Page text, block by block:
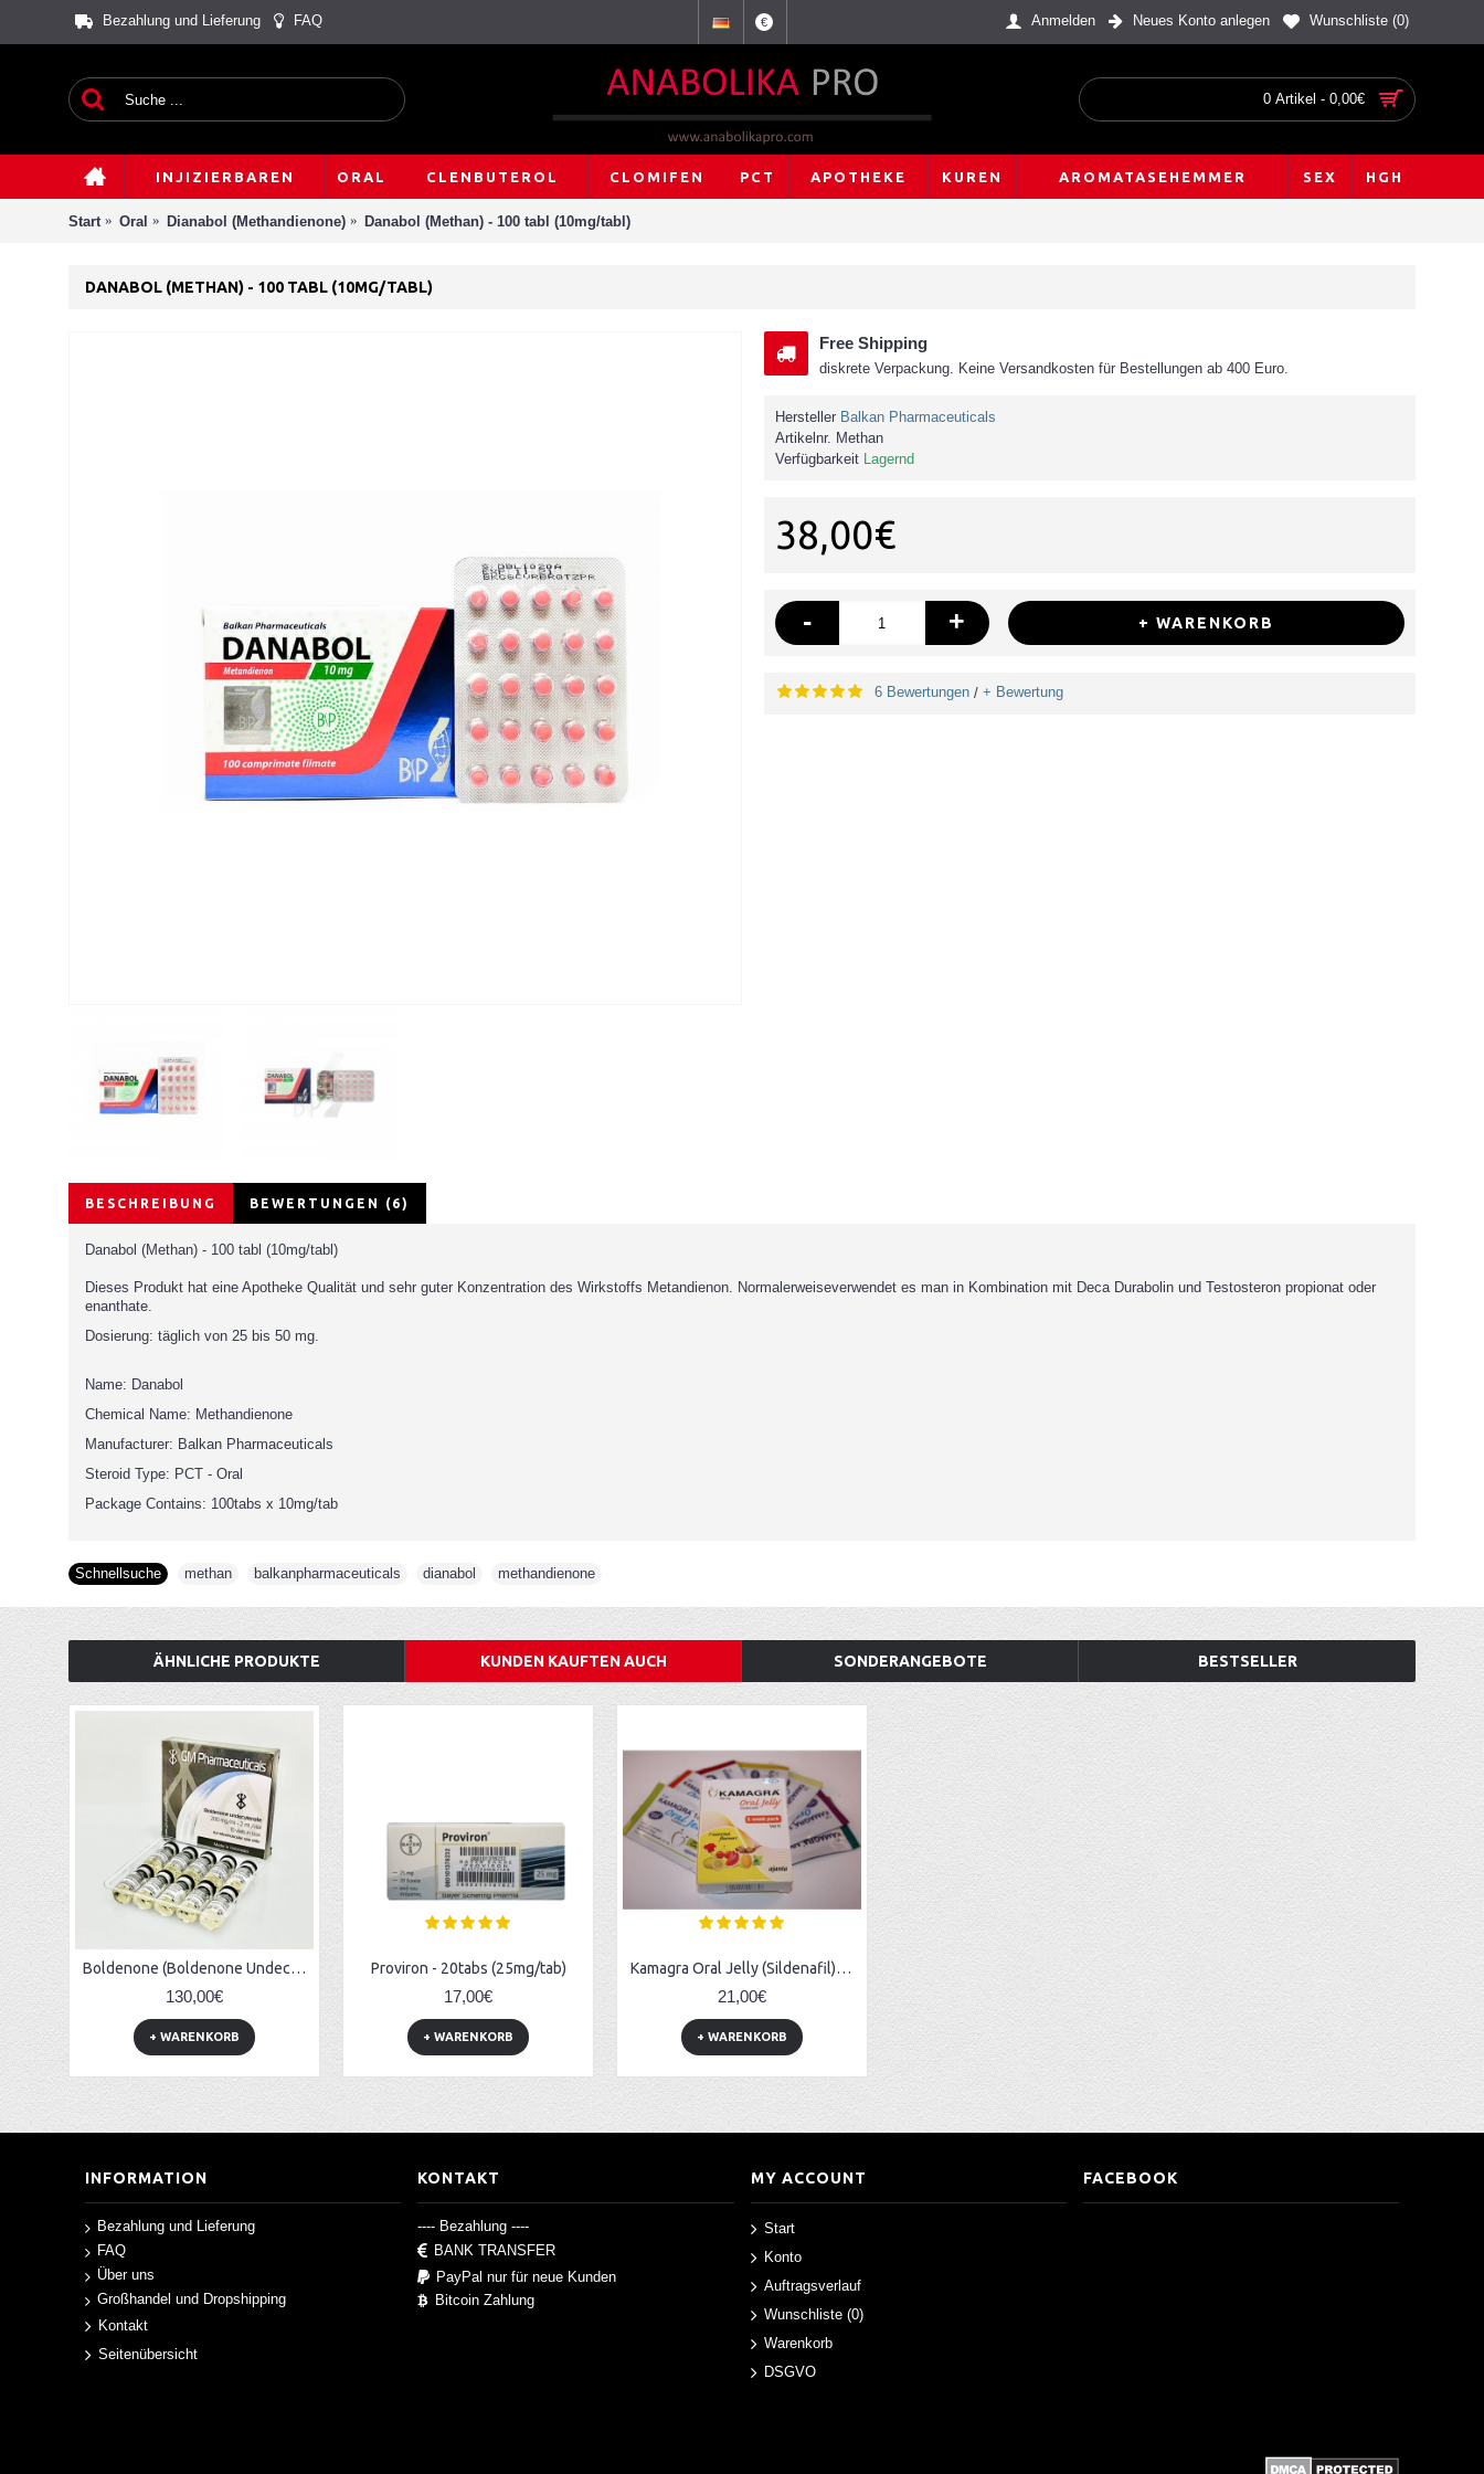
Bezahlung und Lieferung FAQ € Anmelden Neues Konto anlegen Wunschliste (0)
0 Artikel - 0,00€
INJIZIERBAREN ORAL CLENBUTEROL CLOMIFEN PCT APOTHEKE KUREN AROMATASEHEMMER SEX HGH
Start Oral Dianabol (Methandienone) Danabol (Methan) - 100 tabl (10mg/tabl)
DANABOL (METHAN) - 100 TABL (10MG/TABL)
Free Shipping
diskrete Verpackung. Keine Versandkosten für Bestellungen ab 400 Euro.
Hersteller Balkan Pharmaceuticals
Artikelnr. Methan
Verfügbarkeit Lagernd
38,00€
- + + WARENKORB
6 Bewertungen / + Bewertung
BESCHREIBUNG BEWERTUNGEN (6)
Danabol (Methan) - 100 tabl (10mg/tabl)
Dieses Produkt hat eine Apotheke Qualität und sehr guter Konzentration des Wirkstoffs Metandienon. Normalerweiseverwendet es man in Kombination mit Deca Durabolin und Testosteron propionat oder
enanthate.
Dosierung: täglich von 25 bis 50 mg.
Name: Danabol
Chemical Name: Methandienone
Manufacturer: Balkan Pharmaceuticals
Steroid Type: PCT - Oral
Package Contains: 100tabs x 10mg/tab
Schnellsuche methan balkanpharmaceuticals dianabol methandienone
ÄHNLICHE PRODUKTE KUNDEN KAUFTEN AUCH SONDERANGEBOTE BESTSELLER
Boldenone (Boldenone Undecylenate) - 2ml/vial (200mg/1ml)
130,00€
+ WARENKORB
Proviron - 20tabs (25mg/tab)
17,00€
+ WARENKORB
Kamagra Oral Jelly (Sildenafil) - 100mg/vial
21,00€
+ WARENKORB
INFORMATION
Bezahlung und Lieferung
FAQ
Über uns
Großhandel und Dropshipping
Kontakt
Seitenübersicht
KONTAKT
---- Bezahlung ----
BANK TRANSFER
PayPal nur für neue Kunden
Bitcoin Zahlung
MY ACCOUNT
Start
Konto
Auftragsverlauf
Wunschliste (0)
Warenkorb
DSGVO
FACEBOOK